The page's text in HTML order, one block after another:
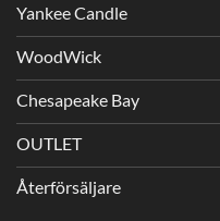
Yankee Candle
WoodWick
Chesapeake Bay
OUTLET
Återförsäljare